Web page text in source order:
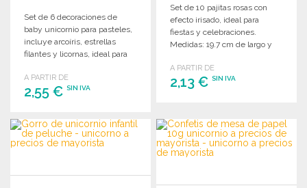
Set de 6 decoraciones de
baby unicornio para pasteles,
incluye arcoíris, estrellas
filantes y licornas, ideal para
A PARTIR DE
2,55 € SIN IVA
PEDIR
Solicitar un presupuesto
Set de 10 pajitas rosas con
efecto irisado, ideal para
fiestas y celebraciones.
Medidas: 19.7 cm de largo y
A PARTIR DE
2,13 €SIN IVA
Solicitar un presupuesto